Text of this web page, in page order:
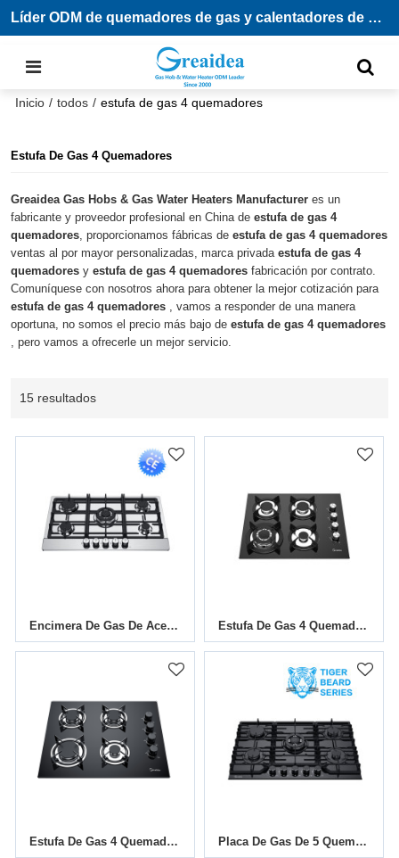
Líder ODM de quemadores de gas y calentadores de agua
Inicio / todos / estufa de gas 4 quemadores​
Estufa De Gas 4 Quemadores​
Greaidea Gas Hobs & Gas Water Heaters Manufacturer es un
fabricante y proveedor profesional en China deestufa de gas 4
quemadores​ , proporcionamos fábricas deestufa de gas 4 quemadores​
ventas al por mayor personalizadas, marca privadaestufa de gas 4
quemadores​ yestufa de gas 4 quemadores​ fabricación por contrato.
Comuníquese con nosotros ahora para obtener la mejor cotización para
estufa de gas 4 quemadores​ , vamos a responder de una manera
oportuna, no somos el precio más bajo deestufa de gas 4 quemadores​
, pero vamos a ofrecerle un mejor servicio.
15 resultados
Encimera De Gas De Acero Inoxidable De 5 Quemadores|MGBS-765B4|760mm Estufa De Gas 4 QuemadoresMGBG-604|600mm
Estufa De Gas 4 QuemadoresMGBG-604AE Placa De Gas De 5 Quemadores De Vidrio MGBG-775T | 770 Mm